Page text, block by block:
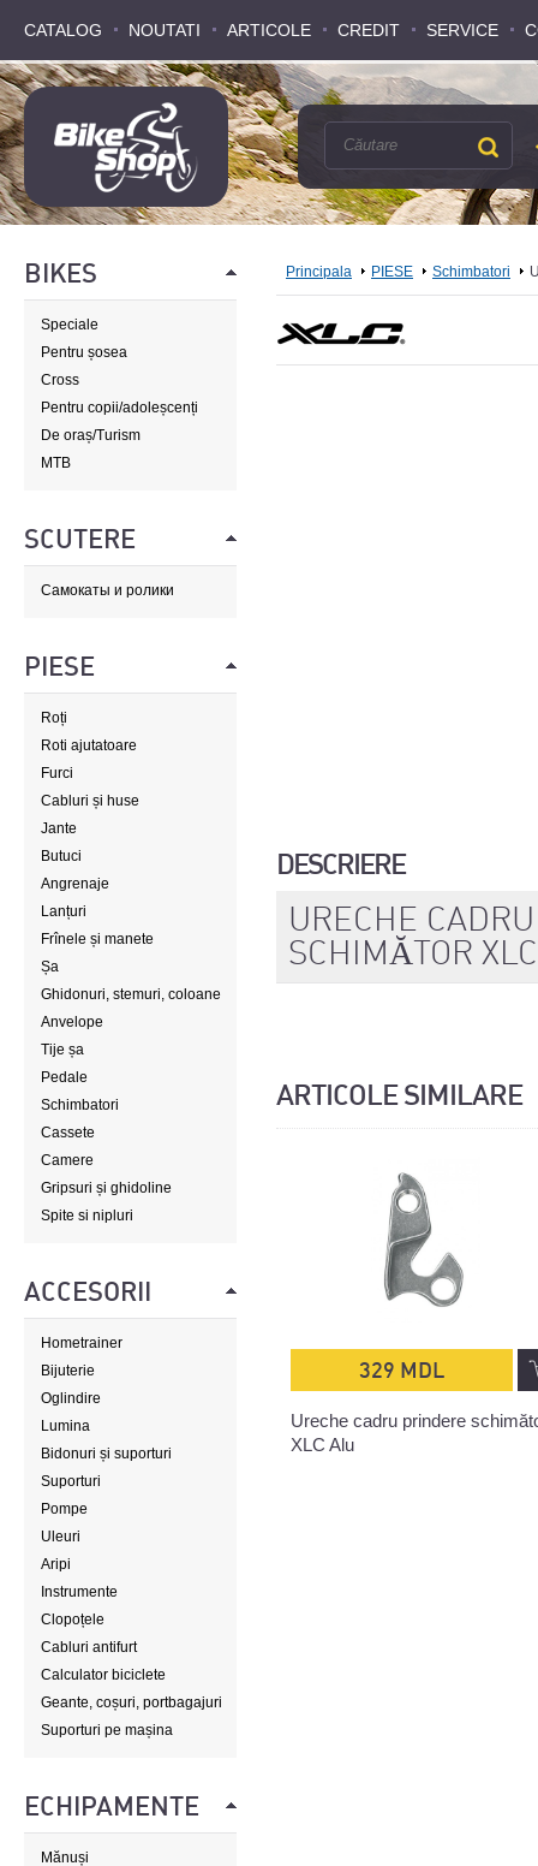
CATALOG NOUTATI ARTICOLE CREDIT SERVICE
CATALOG NOUTATI ARTICOLE CREDIT SERVICE
BIKES
Speciale
Pentru șosea
Cross
Pentru copii/adoleșcenți
De oraș/Turism
MTB
SCUTERE
Самокаты и ролики
PIESE
Roți
Roti ajutatoare
Furci
Cabluri și huse
Jante
Butuci
Angrenaje
Lanțuri
Frînele și manete
Șa
Ghidonuri, stemuri, coloane
de direcție
Anvelope
Tije șa
Pedale
Schimbatori
Cassete
Camere
Gripsuri și ghidoline
Spite si nipluri
ACCESORII
Hometrainer
Bijuterie
Oglindire
Lumina
Bidonuri și suporturi
Suporturi
Pompe
Uleuri
Aripi
Instrumente
Clopoțele
Cabluri antifurt
Calculator biciclete
Geante, coșuri, portbagajuri
Suporturi pe mașina
ECHIPAMENTE
Mănuși
Principala PIESE Schimbatori
DESCRIERE
URECHE
SCHIMĂTOR
ARTICOLE SIMILARE
329 MDL
Ureche cadru prindere
XLC Alu